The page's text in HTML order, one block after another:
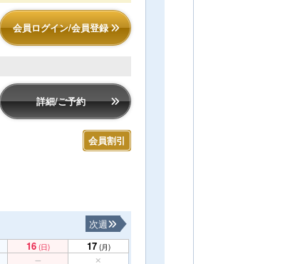
会員ログイン/会員登録
詳細/ご予約
会員割引
次週
16 (日) 17 (月)